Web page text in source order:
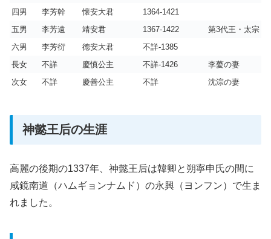
四男
李芳幹 懐安大君
1364-1421
五男
李芳遠 靖安君 1367-1422
第3代王・太宗
六男
李芳衍 徳安大君
不詳-1385
長女
不詳 慶慎公主 不詳-1426
李薆の妻
次女
不詳 慶善公主 不詳 沈淙の妻
神懿王后の生涯
高麗の後期の1337年、神懿王后は韓卿と朔寧申氏の間に
咸鏡南道（ハムギョンナムド）の永興（ヨンフン）で生ま
れました。